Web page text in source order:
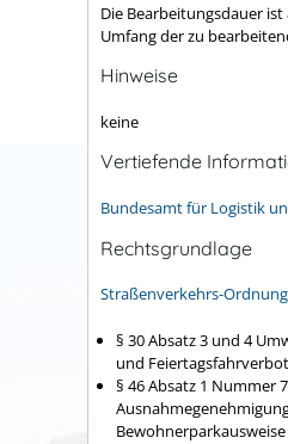
Die Bearbeitungsdauer
Umfang der zu
Hinweise
keine
Vertiefende
Bundesamt für Logistik
Rechtsgrundlage
Straßenverkehrs-
§ 30 Absatz 3 und 4
und Feiertagsfahrverbot
§ 46 Absatz 1 Nummer
Bewohnerparkausweise